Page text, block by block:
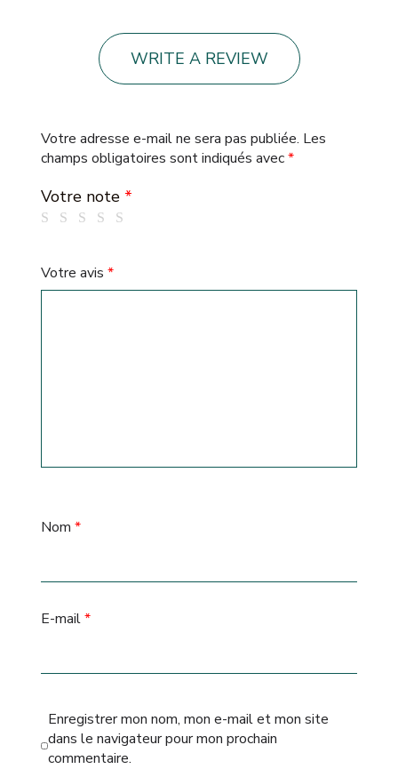
WRITE A REVIEW
Votre adresse e-mail ne sera pas publiée. Les
champs obligatoires sont indiqués avec*
Votre note *
Votre avis *
Nom *
E-mail*
Enregistrer mon nom, mon e-mail et mon site
dans le navigateur pour mon prochain
commentaire.